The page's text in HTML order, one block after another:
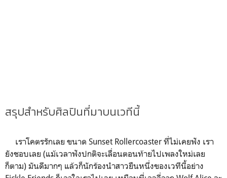
สรุปสำหรับศิลปินที่มาบนเวทีนี้
เราโคตรรักเลย ขนาด Sunset Rollercoaster ที่ไม่เคยฟัง เรา
ยังชอบเลย (แม้เวลาฟังปกติจะเลื่อนตอนท้ายไปเพลงใหม่เลย
ก็ตาม) มันดีมากๆ แล้วก็นักร้องนำสาวยืนหนึ่งของเวทีนี้อย่าง